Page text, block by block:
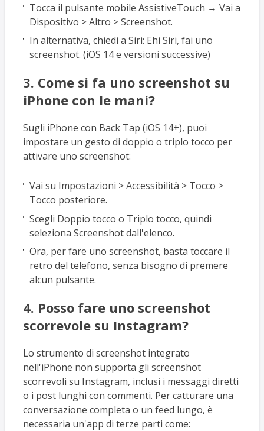
Tocca il pulsante mobile AssistiveTouch → Vai a
Dispositivo > Altro > Screenshot.
In alternativa, chiedi a Siri: Ehi Siri, fai uno
screenshot. (iOS 14 e versioni successive)
3. Come si fa uno screenshot su
iPhone con le mani?
Sugli iPhone con Back Tap (iOS 14+), puoi
impostare un gesto di doppio o triplo tocco per
attivare uno screenshot:
Vai su Impostazioni > Accessibilità > Tocco >
Tocco posteriore.
Scegli Doppio tocco o Triplo tocco, quindi
seleziona Screenshot dall'elenco.
Ora, per fare uno screenshot, basta toccare il
retro del telefono, senza bisogno di premere
alcun pulsante.
4. Posso fare uno screenshot
scorrevole su Instagram?
Lo strumento di screenshot integrato
nell'iPhone non supporta gli screenshot
scorrevoli su Instagram, inclusi i messaggi diretti
o i post lunghi con commenti. Per catturare una
conversazione completa o un feed lungo, è
necessaria un'app di terze parti come: